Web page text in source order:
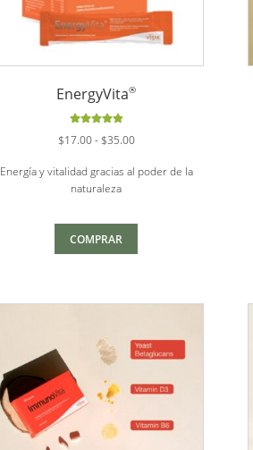
EnergyVita®
5.00
$17.00- $35.00Rango
precios:
hasta
Energía y vitalidad gracias al poder de la
naturaleza
COMPRAR